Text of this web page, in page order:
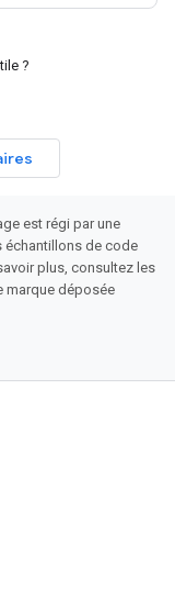
?
est régi par une
échantillons de code
plus, consultez les
marque déposée